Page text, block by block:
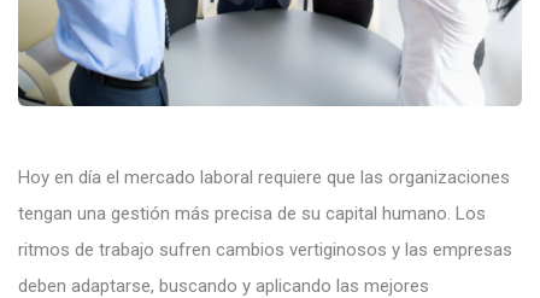
Hoy en día el mercado laboral requiere que las organizaciones
tengan una gestión más precisa de su capital humano. Los
ritmos de trabajo sufren cambios vertiginosos y las empresas
deben adaptarse, buscando y aplicando las mejores